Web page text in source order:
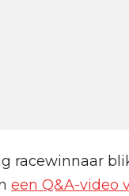
racewinnaar
een Q&A-video